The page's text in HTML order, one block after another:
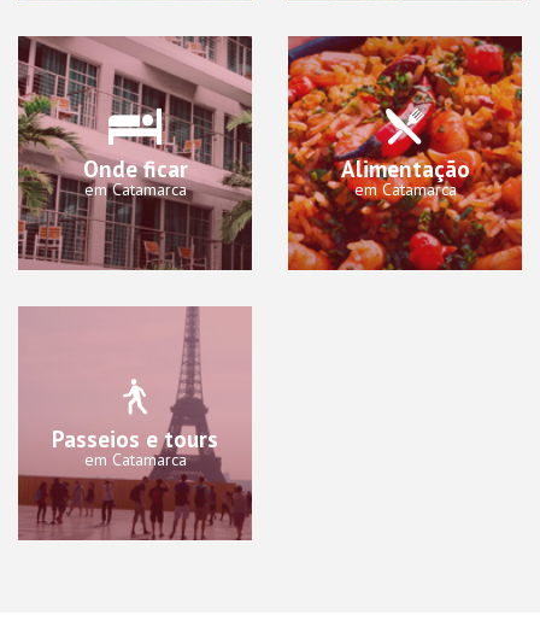
Onde ficar
em Catamarca
Alimentação
em Catamarca
Passeios e tours
em Catamarca